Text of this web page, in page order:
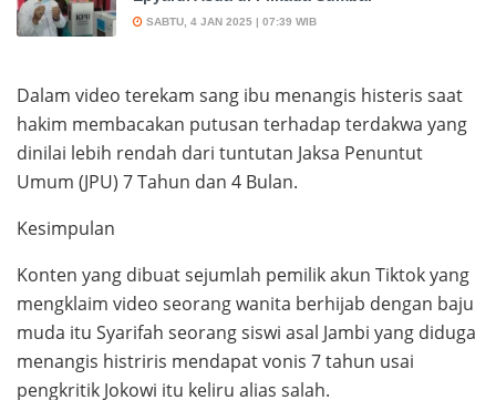
SABTU, 4 JAN 2025 | 07:39 WIB
Dalam video terekam sang ibu menangis histeris saat
hakim membacakan putusan terhadap terdakwa yang
dinilai lebih rendah dari tuntutan Jaksa Penuntut
Umum (JPU) 7 Tahun dan 4 Bulan.
Kesimpulan
Konten yang dibuat sejumlah pemilik akun Tiktok yang
mengklaim video seorang wanita berhijab dengan baju
muda itu Syarifah seorang siswi asal Jambi yang diduga
menangis histriris mendapat vonis 7 tahun usai
pengkritik Jokowi itu keliru alias salah.